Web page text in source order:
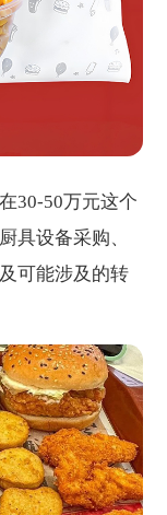
30-50万元这个
具设备采购、
可能涉及的转